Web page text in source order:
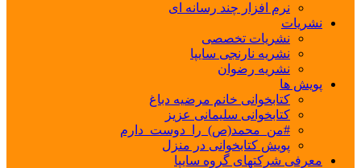
نرم افزار چند رسانه ای
نشریات
نشریات تخصصی
نشریه نارنجی سایپا
نشریه رضوان
پویش ها
کتابخوانی خانم مرضیه دباغ
کتابخوانی سلیمانی عزیز
#من_محمد(ص)_را_دوست_دارم
پویش کتابخوانی در منزل
معرفی شرکتهای گروه سایپا